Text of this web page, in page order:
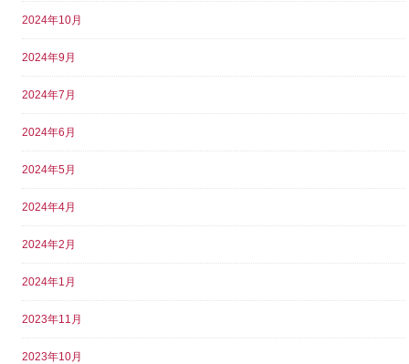
2024年10月
2024年9月
2024年7月
2024年6月
2024年5月
2024年4月
2024年2月
2024年1月
2023年11月
2023年10月